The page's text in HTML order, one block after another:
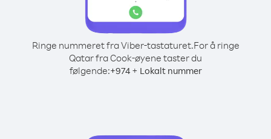
Ringe nummeret fra Viber-tastaturet.For å ringe
Qatar fra Cook-øyene taster du
følgende:+974+ Lokalt nummer